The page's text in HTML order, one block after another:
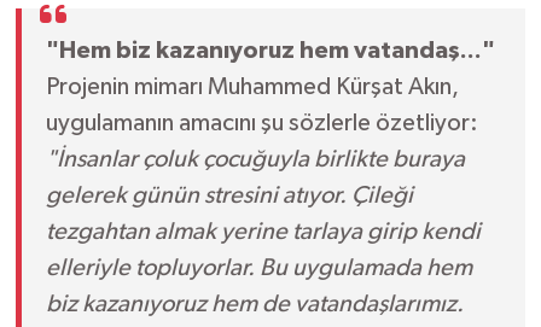
"Hem biz kazanıyoruz hem vatandaş..."
Projenin mimarı Muhammed Kürşat Akın,
uygulamanın amacını şu sözlerle özetliyor:
"İnsanlar çoluk çocuğuyla birlikte buraya
gelerek günün stresini atıyor. Çileği
tezgahtan almak yerine tarlaya girip kendi
elleriyle topluyorlar. Bu uygulamada hem
biz kazanıyoruz hem de vatandaşlarımız.